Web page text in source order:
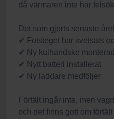
då värmaren inte har
Det som gjorts senaste
✔ Fotsteget har svetsats
✔ Ny kulhandske monterad
✔ Nytt batteri installerat
✔ Ny laddare medföljer
Förtält ingår inte, men
och det finns gott om